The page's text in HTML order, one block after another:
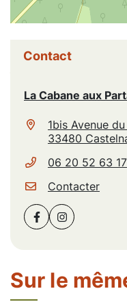
Informations
Contact
La Cabane aux
1bis Avenue
33480
06 20 52 63 17
Contacter
Facebook
(ouverture dans
Instagram
(ouverture
Sur le